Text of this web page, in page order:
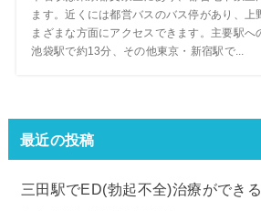
ます。近くには都営バスのバス停があり、上
まざまな方面にアクセスできます。主要駅へ
池袋駅で約13分、その他東京・新宿駅で...
最近の投稿
三田駅でED(勃起不全)治療ができ